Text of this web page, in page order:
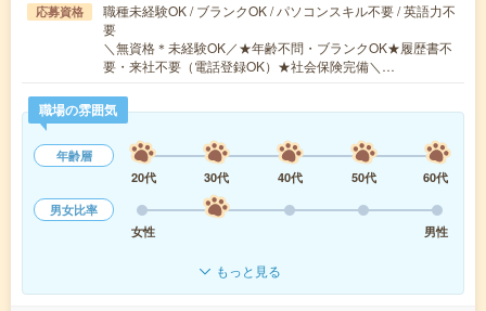
応募資格
職種未経験OK / ブランクOK / パソコンスキル不要 / 英語力不
要
＼無資格＊未経験OK／★年齢不問・ブランクOK★履歴書不
要・来社不要（電話登録OK）★社会保険完備＼…
職場の雰囲気
年齢層
20代
30代 40代 50代
60代
男女比率
女性
男性
もっと見る